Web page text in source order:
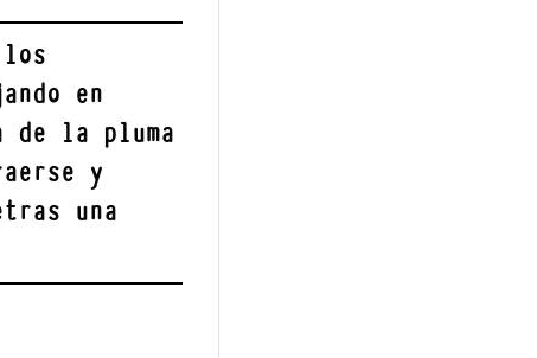
los
en
la pluma
y
una